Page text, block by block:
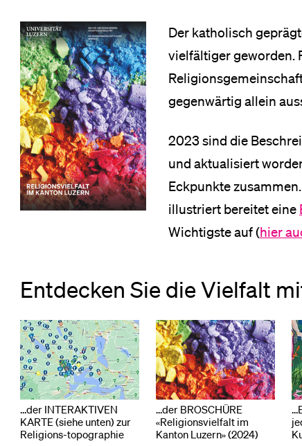
Der katholisch
vielfältiger geworden.
gegenwärtig allein
2023 sind die
und aktualisiert
Eckpunkte
illustriert bereitet eine
Wichtigste auf (hier
Entdecken Sie die Vielfalt
…der INTERAKTIVEN
KARTE (siehe unten) zur
Religions-topographie
…der BROSCHÜRE
«Religionsvielfalt im
Kanton Luzern» (2024)
Forschende
Mitarbeitende
Alumni
Förderer
Medien